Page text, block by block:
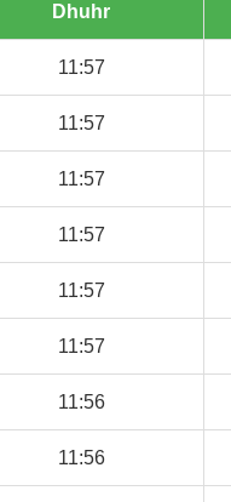
Dhuhr
11:57
11:57
11:57
11:57
11:57
11:57
11:56
11:56